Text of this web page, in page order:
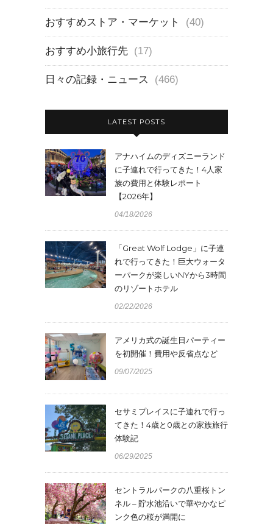
おすすめストア・マーケット (40)
おすすめ小旅行先 (17)
日々の記録・ニュース (466)
LATEST POSTS
アナハイムのディズニーランド
に子連れで行ってきた！4人家
族の費用と体験レポート
【2026年】
04/18/2026
「Great Wolf Lodge」に子連
れで行ってきた！巨大ウォータ
ーパークが楽しいNYから3時間
のリゾートホテル
02/22/2026
アメリカ式の誕生日パーティー
を初開催！費用や反省点など
09/07/2025
セサミプレイスに子連れで行っ
てきた！4歳と0歳との家族旅行
体験記
06/29/2025
セントラルパークの八重桜トン
ネル – 貯水池沿いで華やかなピ
ンク色の桜が満開に